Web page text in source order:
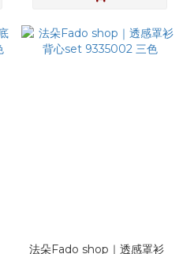
法朵Fado shop｜透感罩衫